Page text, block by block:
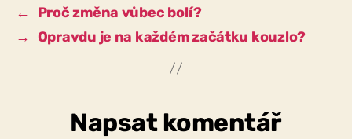
se
dosavadním
←
Proč změna vůbec bolí?
→ Opravdu je na každém začátku kouzlo?
Napsat komentář